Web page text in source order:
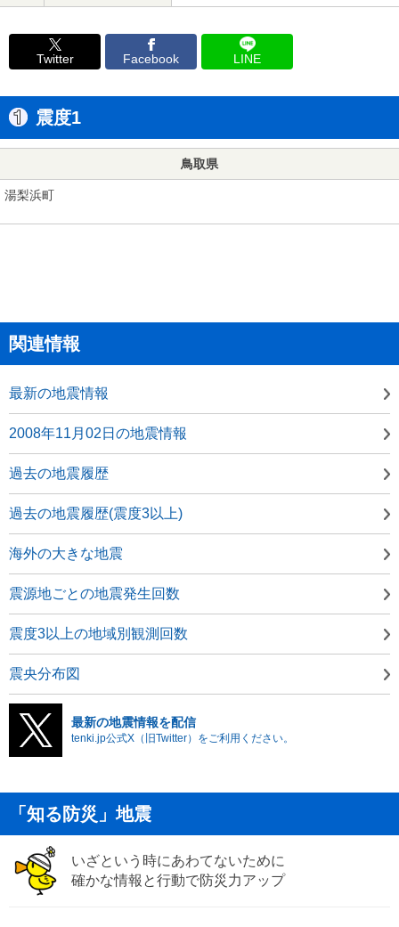
Twitter Facebook LINE
震度1
鳥取県
湯梨浜町
関連情報
最新の地震情報
2008年11月02日の地震情報
過去の地震履歴
過去の地震履歴(震度3以上)
海外の大きな地震
震源地ごとの地震発生回数
震度3以上の地域別観測回数
震央分布図
最新の地震情報を配信
tenki.jp公式X（旧Twitter）をご利用ください。
「知る防災」地震
いざという時にあわてないために
確かな情報と行動で防災力アップ